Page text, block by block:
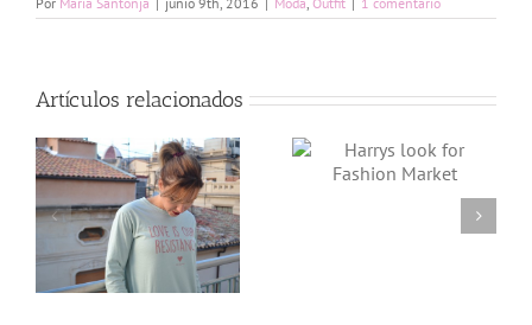
Artículos relacionados
Harrys look for
Fashion
Market